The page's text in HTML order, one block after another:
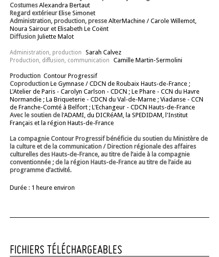
Costumes Alexandra Bertaut
Regard extérieur Elise Simonet
Administration, production, presse AlterMachine / Carole Willemot,
Noura Sairour et Elisabeth Le Coënt
Diffusion Juliette Malot
Administration, production Sarah Calvez
Production, diffusion, communication Camille Martin-Sermolini
Production Contour Progressif
Coproduction Le Gymnase / CDCN de Roubaix Hauts-de-France ;
L'Atelier de Paris - Carolyn Carlson - CDCN ; Le Phare - CCN du Havre
Normandie ; La Briqueterie - CDCN du Val-de-Marne ; Viadanse - CCN
de Franche-Comté à Belfort ; L'Echangeur - CDCN Hauts-de-France
Avec le soutien de l'ADAMI, du DICRéAM, la SPEDIDAM, l'Institut
Français et la région Hauts-de-France
La compagnie Contour Progressifbénéficie du soutien du Ministère de
la culture et de la communication / Direction régionale des affaires
culturelles des Hauts-de-France, au titre de l’aide à la compagnie
conventionnée ; de la région Hauts-de-France au titre de l’aide au
programme d’activité.
Durée : 1 heure environ
FICHIERS TÉLÉCHARGEABLES